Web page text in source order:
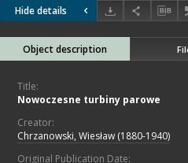
Hide details
Object description
Title:
Nowoczesne turbiny parowe
Creator:
Chrzanowski, Wiesław (1880-1940)
Original Publication Date: